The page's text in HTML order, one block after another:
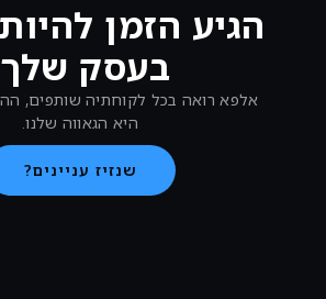
הזמן להיות אלפא
בעסק שלך.
בכל לקוחתיה שותפים, ההצלחה שלכם –
היא הגאווה שלנו.
שנזיז עניינים?